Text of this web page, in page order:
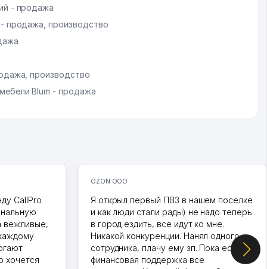
- продажа
продажа, производство
производство
Blum - продажа
CallPro
вежливые,
хочется
OZON ООО
Я открыл первый ПВЗ в нашем поселке
и как люди стали рады) не надо теперь
в город ездить, все идут ко мне.
Никакой конкуренции. Нанял одного
сотрудника, плачу ему зп. Пока есть
финансовая поддержка все